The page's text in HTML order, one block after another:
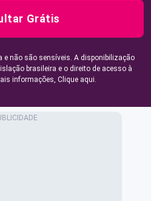
Grátis
e não são sensíveis. A disponibilização
brasileira e o direito de acesso à
informações, Clique aqui.